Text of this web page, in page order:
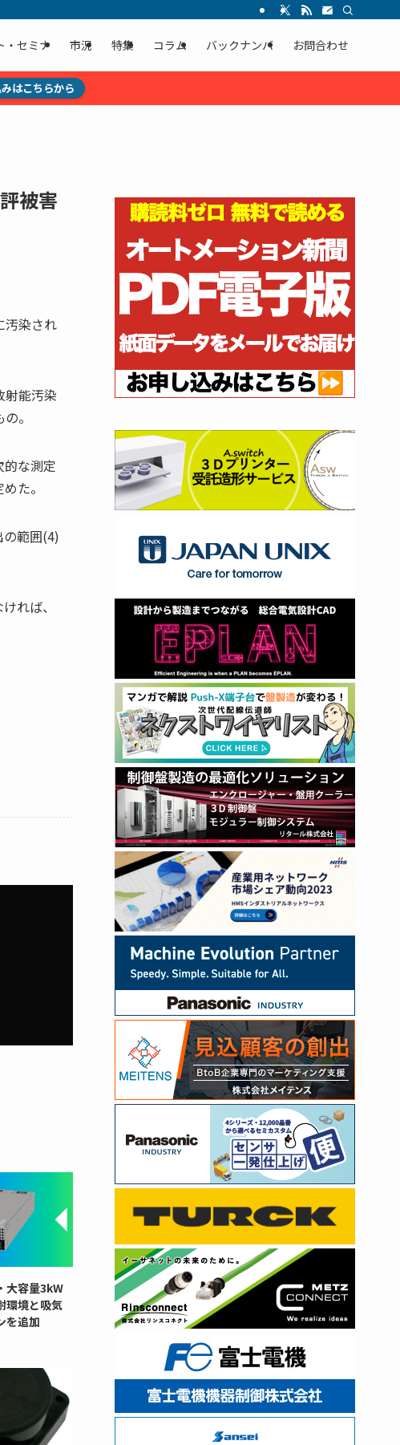
・セミナ 市況 特集 コラム バックナンバ お問合わせ
はこちらから
被害
汚染され
射能汚染
。
な測定
た。
範囲(4)
れば、
大容量3kW
環境と吸気
を追加